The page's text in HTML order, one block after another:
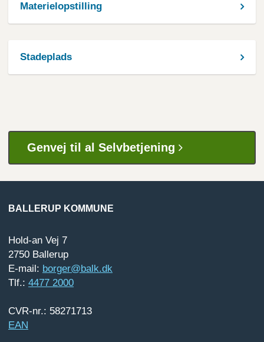
Materielopstilling
Stadeplads
Genvej til al Selvbetjening
BALLERUP KOMMUNE
Hold-an Vej 7
2750 Ballerup
E-mail: borger@balk.dk
Tlf.: 4477 2000
CVR-nr.: 58271713
EAN